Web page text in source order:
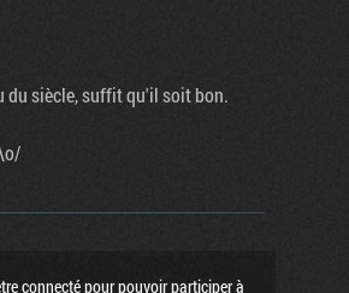
du siècle, suffit qu'il soit bon.
connecté pour pouvoir participer à